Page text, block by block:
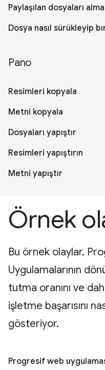
Paylaşılan dosyaları alma
Dosya nasıl sürükleyip
Pano
Resimleri kopyala
Metni kopyala
Dosyaları yapıştır
Resimleri yapıştırın
Metni yapıştır
Örnek
Bu örnek olaylar,
Uygulamalarının
tutma oranını ve
işletme başarısını
gösteriyor.
Progresif web